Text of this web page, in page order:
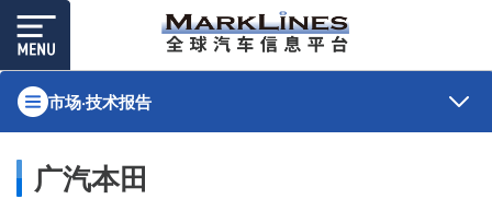
市场·技术报告
广汽本田